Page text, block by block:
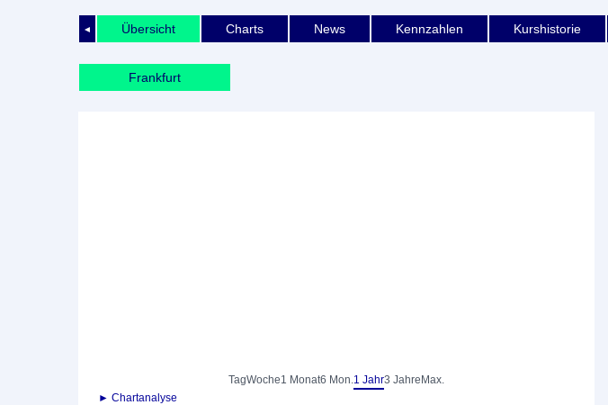
◄ Übersicht Charts News Kennzahlen Kurshistorie
Frankfurt
TagWoche1 Monat6 Mon.1 Jahr3 Jahre Max.
► Chartanalyse